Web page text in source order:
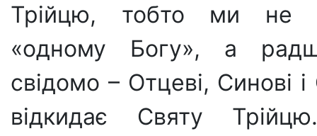
Трійцю, тобто ми не
«одному Богу», а
свідомо – Отцеві, Синові
відкидає Святу